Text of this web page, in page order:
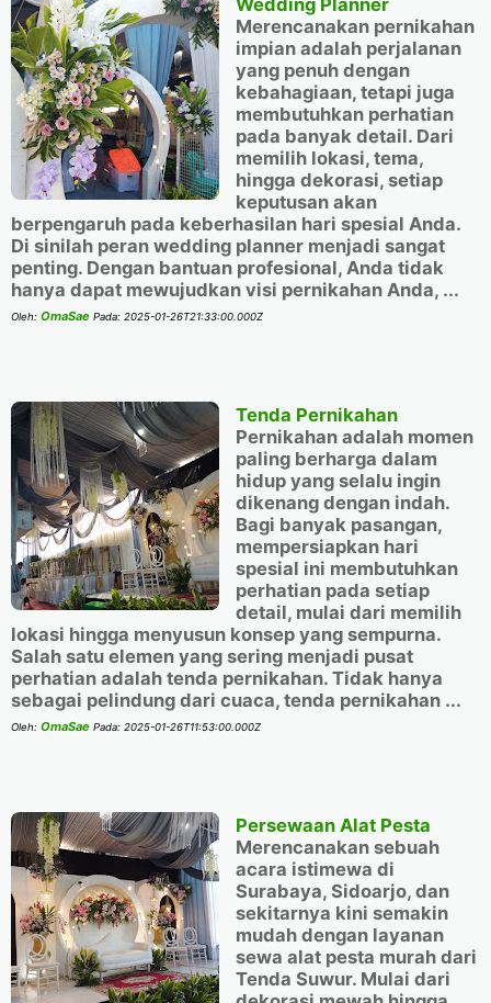
Merencanakan pernikahan
impian adalah perjalanan
yang penuh dengan
kebahagiaan, tetapi juga
membutuhkan perhatian
pada banyak detail. Dari
memilih lokasi, tema,
hingga dekorasi, setiap
keputusan akan
berpengaruh pada keberhasilan hari spesial Anda.
Di sinilah peran wedding planner menjadi sangat
penting. Dengan bantuan profesional, Anda tidak
hanya dapat mewujudkan visi pernikahan Anda, ...
Oleh: OmaSae Pada: 2025-01-26T21:33:00.000Z
Tenda Pernikahan
Pernikahan adalah momen
paling berharga dalam
hidup yang selalu ingin
dikenang dengan indah.
Bagi banyak pasangan,
mempersiapkan hari
spesial ini membutuhkan
perhatian pada setiap
detail, mulai dari memilih
lokasi hingga menyusun konsep yang sempurna.
Salah satu elemen yang sering menjadi pusat
perhatian adalah tenda pernikahan. Tidak hanya
sebagai pelindung dari cuaca, tenda pernikahan ...
Oleh: OmaSae Pada: 2025-01-26T11:53:00.000Z
Persewaan Alat Pesta
Merencanakan sebuah
acara istimewa di
Surabaya, Sidoarjo, dan
sekitarnya kini semakin
mudah dengan layanan
sewa alat pesta murah dari
Tenda Suwur. Mulai dari